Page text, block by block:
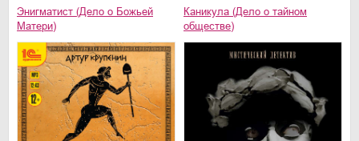
Энигматист (Дело о Божьей
Матери)
Каникула (Дело о тайном
обществе)